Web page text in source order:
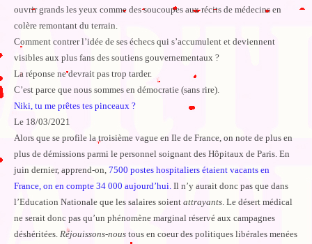
ouvrir grands les yeux comme des soucoupes aux récits de médecins en
colère remontant du terrain.
Comment contrer l’idée de ses échecs qui s’accumulent et deviennent
visibles aux plus fans des soutiens gouvernementaux ?
La réponse ne devrait pas trop tarder.
C’est parce que nous sommes en démocratie (sans rire).
Niki, tu me prêtes tes pinceaux ?
Le 18/03/2021
Alors que se profile la troisième vague en Ile de France, on note de plus en
plus de démissions parmi le personnel soignant des Hôpitaux de Paris. En
juin dernier, apprend-on, 7500 postes hospitaliers étaient vacants en
France, on en compte 34 000 aujourd’hui. Il n’y aurait donc pas que dans
l’Education Nationale que les salaires soient attrayants. Le désert médical
ne serait donc pas qu’un phénomène marginal réservé aux campagnes
déshéritées. Réjouissons-nous tous en coeur des politiques libérales menées